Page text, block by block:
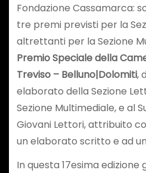
Fondazione Cassamarca:
tre premi previsti per la
altrettanti per la Sezione
Premio Speciale della
Treviso – Belluno|Dolomiti,
elaborato della Sezione
Sezione Multimediale, e al
Giovani Lettori, attribuito
un elaborato scritto e ad
In questa 17esima